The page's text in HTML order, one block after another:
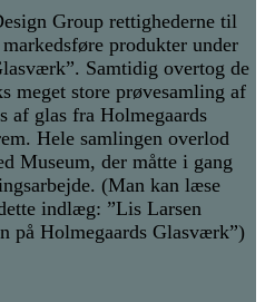
Group rettighederne til
produkter under
Samtidig overtog de
meget store prøvesamling af
af glas fra Holmegaards
Hele samlingen overlod
Museum, der måtte i gang
(Man kan læse
indlæg: ”Lis Larsen
på Holmegaards Glasværk”)